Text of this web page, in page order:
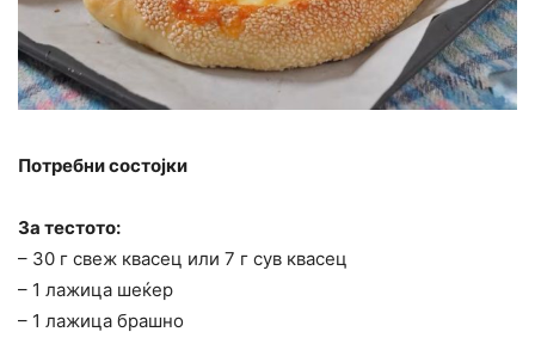
Потребни состојки
За тестото:
– 30 г свеж квасец или 7 г сув квасец
– 1 лажица шеќер
– 1 лажица брашно